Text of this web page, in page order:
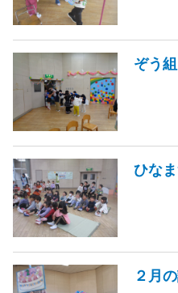
ぞう
ひな
２月